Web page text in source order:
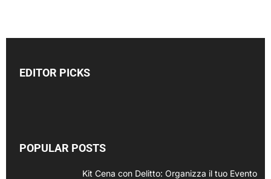
EDITOR PICKS
POPULAR POSTS
Kit Cena con Delitto: Organizza il tuo Evento